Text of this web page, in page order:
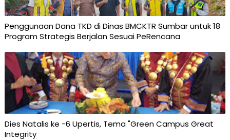
Penggunaan Dana TKD di Dinas BMCKTR Sumbar untuk 18
Program Strategis Berjalan Sesuai PeRencana
Dies Natalis ke -6 Upertis, Tema "Green Campus Great
Integrity